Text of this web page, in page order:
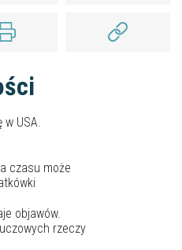
USA.
czasu może
objawów.
rzeczy